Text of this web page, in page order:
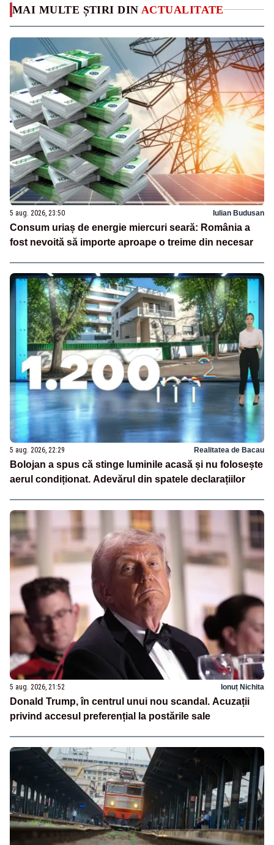
MAI MULTE ȘTIRI DIN ACTUALITATE
5 aug. 2026, 23:50 Iulian Budusan
Consum uriaș de energie miercuri seară: România a
fost nevoită să importe aproape o treime din necesar
5 aug. 2026, 22:29 Realitatea de Bacau
Bolojan a spus că stinge luminile acasă și nu folosește
aerul condiționat. Adevărul din spatele declarațiilor
5 aug. 2026, 21:52 Ionuț Nichita
Donald Trump, în centrul unui nou scandal. Acuzații
privind accesul preferențial la postările sale